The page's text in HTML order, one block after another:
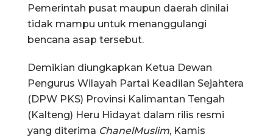
Pemerintah pusat maupun daerah dinilai
tidak mampu untuk menanggulangi
bencana asap tersebut.
Demikian diungkapkan Ketua Dewan
Pengurus Wilayah Partai Keadilan Sejahtera
(DPW PKS) Provinsi Kalimantan Tengah
(Kalteng) Heru Hidayat dalam rilis resmi
yang diterima ChanelMuslim, Kamis